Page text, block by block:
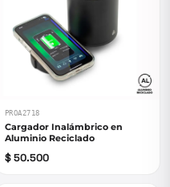
PROA2718
Cargador Inalámbrico en
Aluminio Reciclado
$ 50.500